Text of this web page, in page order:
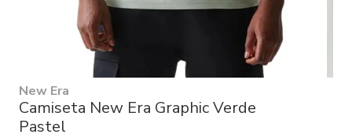
New Era
Camiseta New Era Graphic Verde
Pastel